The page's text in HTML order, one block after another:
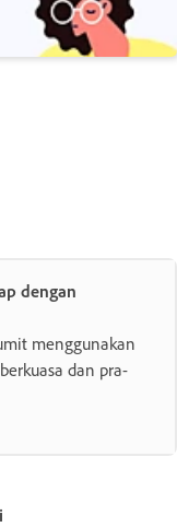
dengan
menggunakan
dan pra-